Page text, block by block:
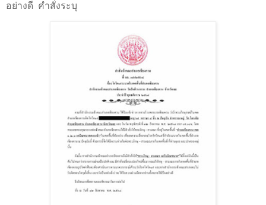
อย่างดี คำสั่งระบุ